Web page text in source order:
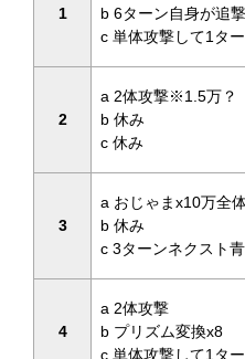
1
b 6ターン自身が追撃
c 単体攻撃して1タ
2
a 2体攻撃※1.5万？
b 休み
c 休み
3
a おじゃまx10万全
b 休み
c 3ターンネクスト青
4
a 2体攻撃
b プリズム変換x8
c 単体攻撃して1タ